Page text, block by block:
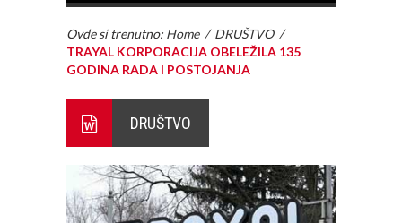
Ovde si trenutno: Home / DRUŠTVO /
TRAYAL KORPORACIJA OBELEŽILA 135
GODINA RADA I POSTOJANJA
DRUŠTVO